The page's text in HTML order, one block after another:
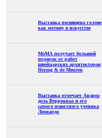
Выставка посвящена голове
как мотиву в искусстве
МоМА получает большой
подарок от работ
швейцарских архитекторов
Herzog & de Meuron
Выставка отмечает Андреа
дель Верроккьо и его
самого известного ученика
Леонардо